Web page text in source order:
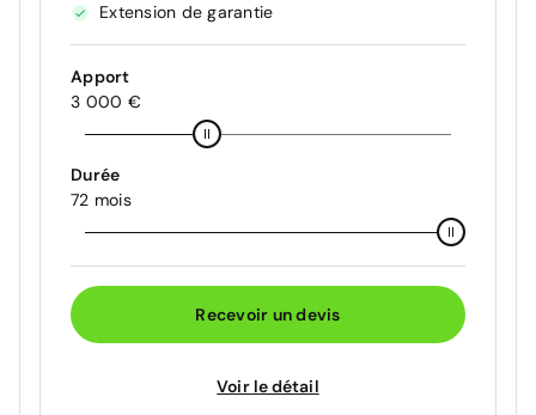
Extension de garantie
Apport
3 000 €
Durée
72 mois
Recevoir un devis
Voir le détail